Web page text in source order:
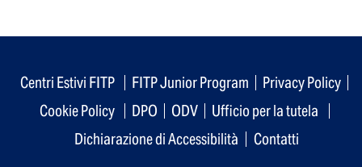
Centri Estivi FITP FITP Junior Program
Privacy Policy
Cookie Policy
DPO ODV
Ufficio per la tutela
Dichiarazione di Accessibilità
Contatti